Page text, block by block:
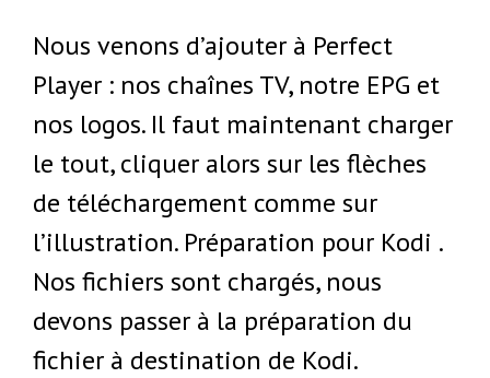
Nous venons d’ajouter à Perfect
Player : nos chaînes TV, notre EPG et
nos logos. Il faut maintenant charger
le tout, cliquer alors sur les flèches
de téléchargement comme sur
l’illustration. Préparation pour Kodi .
Nos fichiers sont chargés, nous
devons passer à la préparation du
fichier à destination de Kodi.